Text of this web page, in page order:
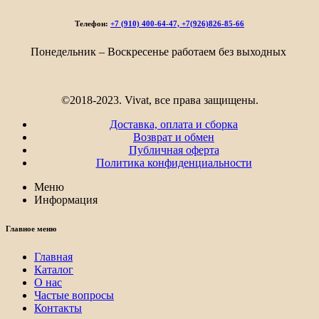
412₽
Телефон: +7 (910) 400-64-47, +7(926)826-85-66
Понедельник – Воскресенье работаем без выходных
©2018-2023. Vivat, все права защищены.
Доставка, оплата и сборка
Возврат и обмен
Публичная оферта
Политика конфиденциальности
Меню
Информация
Главное меню
Главная
Каталог
О нас
Частые вопросы
Контакты